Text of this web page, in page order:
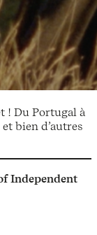
! Du Portugal à
bien d’autres
Independent